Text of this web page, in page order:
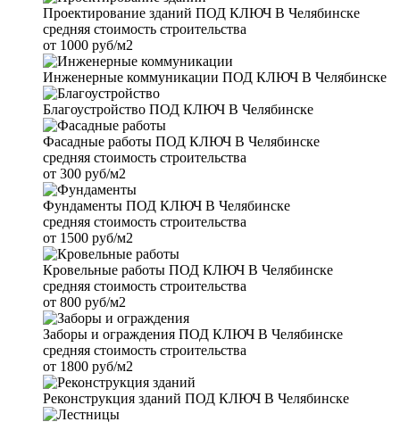
Проектирование зданий ПОД КЛЮЧ В Челябинске
средняя стоимость строительства
от 1000 руб/м2
Инженерные коммуникации ПОД КЛЮЧ В Челябинске
Благоустройство ПОД КЛЮЧ В Челябинске
Фасадные работы ПОД КЛЮЧ В Челябинске
средняя стоимость строительства
от 300 руб/м2
Фундаменты ПОД КЛЮЧ В Челябинске
средняя стоимость строительства
от 1500 руб/м2
Кровельные работы ПОД КЛЮЧ В Челябинске
средняя стоимость строительства
от 800 руб/м2
Заборы и ограждения ПОД КЛЮЧ В Челябинске
средняя стоимость строительства
от 1800 руб/м2
Реконструкция зданий ПОД КЛЮЧ В Челябинске